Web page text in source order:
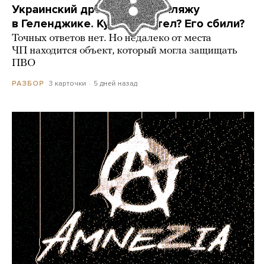
Украинский дрон попал по пляжу
в Геленджике. Куда он летел? Его сбили?
Точных ответов нет. Но недалеко от места
ЧП находится объект, который могла защищать
ПВО
РАЗБОР 3 карточки 5 дней назад